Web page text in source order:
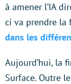
à amener l’IA
ci va prendre la
dans les
Aujourd’hui, la
Surface. Outre